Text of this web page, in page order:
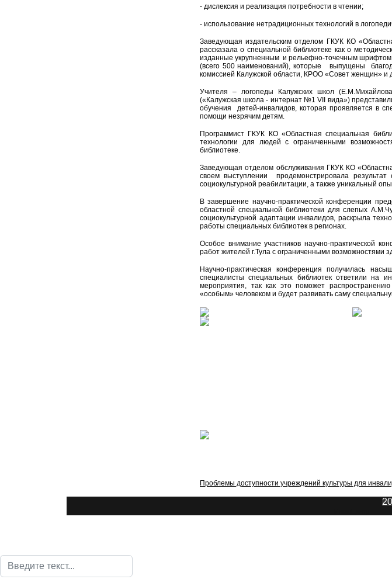
- дислексия и реализация потребности в чтении;
- использование нетрадиционных технологий в
Заведующая издательским отделом ГКУК КО
рассказала о специальной библиотеке как о
изданные укрупненным и рельефно-точечным
(всего 500 наименований), которые выпущены
комиссией Калужской области, КРОО «Совет женщин» и
Учителя – логопеды Калужских школ
(«Калужская школа - интернат №1 VII вида»)
обучения детей-инвалидов, которая проявляется в
помощи незрячим детям.
Программист ГКУК КО «Областная специальная
технологии для людей с ограниченными
библиотеке.
Заведующая отделом обслуживания ГКУК КО
своем выступлении продемонстрировала
социокультурной реабилитации, а также уникальный
В завершение научно-практической конференции
областной специальной библиотеки для слепых
социокультурной адаптации инвалидов, раскрыла
работы специальных библиотек в регионах.
Особое внимание участников научно-практической
работ жителей г.Тула с ограниченными возможностями
Научно-практическая конференция получилась
специалисты специальных библиотек ответили на
мероприятия, так как это поможет
«особым» человеком и будет развивать саму
Проблемы доступности учреждений культуры для
Поиск